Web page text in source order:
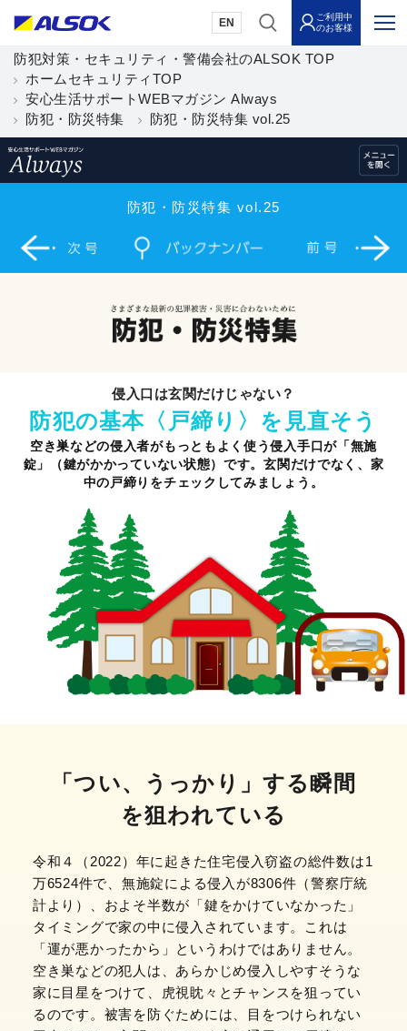
EN
ご利用中
のお客様
防犯対策・セキュリティ・警備会社のALSOK TOP
ホームセキュリティTOP
安心生活サポートWEBマガジン Always
防犯・防災特集
防犯・防災特集 vol.25
防犯・防災特集 vol.25
侵入口は玄関だけじゃない？
防犯の基本〈戸締り〉を 見直そう
空き巣などの侵入者がもっともよく使う侵入手口が「無施
錠」（鍵がかかっていない状態）です。玄関だけでなく、家
中の戸締りをチェックしてみましょう。
「つい、うっかり」する瞬間
を狙われている
令和４（2022）年に起きた住宅侵入窃盗の総件数は1
万6524件で、無施錠による侵入が8306件（警察庁統
計より）、およそ半数が「鍵をかけていなかった」
タイミングで家の中に侵入されています。これは
「運が悪かったから」というわけではありません。
空き巣などの犯人は、あらかじめ侵入しやすそうな
家に目星をつけて、虎視眈々とチャンスを狙ってい
るのです。被害を防ぐためには、目をつけられない